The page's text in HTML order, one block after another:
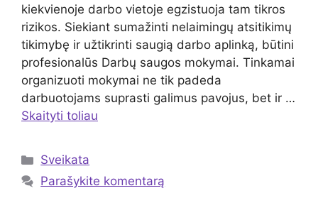
kiekvienoje darbo vietoje egzistuoja tam tikros
rizikos. Siekiant sumažinti nelaimingų atsitikimų
tikimybę ir užtikrinti saugią darbo aplinką, būtini
profesionalūs Darbų saugos mokymai. Tinkamai
organizuoti mokymai ne tik padeda
darbuotojams suprasti galimus pavojus, bet ir …
Skaityti toliau
Kategorijos
Sveikata
Parašykite komentarą